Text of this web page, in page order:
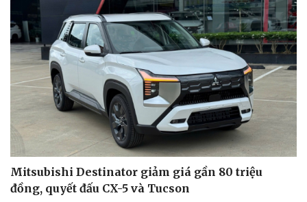
Mitsubishi Destinator giảm giá gần 80 triệu
đồng, quyết đấu CX-5 và Tucson